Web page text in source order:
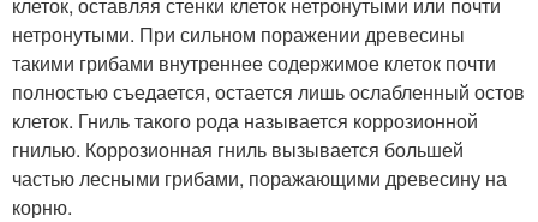
нетронутыми. При сильном поражении древесины
такими грибами внутреннее содержимое клеток почти
полностью съедается, остается лишь ослабленный остов
клеток. Гниль такого рода называется коррозионной
гнилью. Коррозионная гниль вызывается большей
частью лесными грибами, поражающими древесину на
корню.